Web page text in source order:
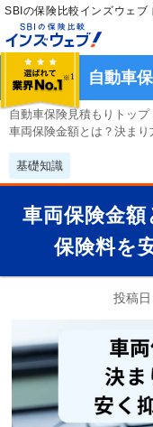
SBIの保険比較インズウェブ
自動車
自動車保険見積もりトップ
車両保険金額とは？決ま
基礎知識
車両保険金
保険料を
投稿